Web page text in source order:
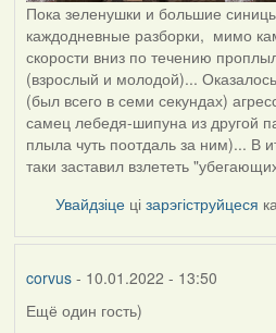
Пока зеленушки и большие
каждодневные разборки, мимо
скорости вниз по течению
(взрослый и молодой)...
(был всего в семи секундах)
самец лебедя-шипуна из другой
плыла чуть поотдаль за ним)... В
таки заставил взлететь
Увайдзіце цізарэгіструйцеся
corvus- 10.01.2022 - 13:50
Ещё один гость)